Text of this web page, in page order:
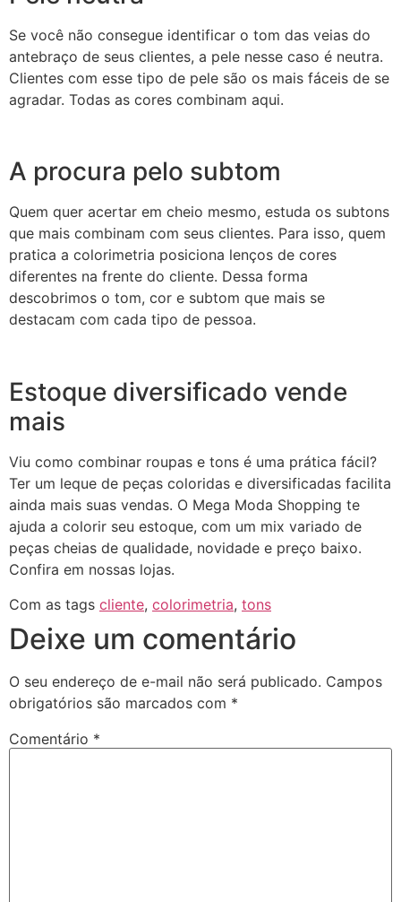
Se você não consegue identificar o tom das veias do
antebraço de seus clientes, a pele nesse caso é neutra.
Clientes com esse tipo de pele são os mais fáceis de se
agradar. Todas as cores combinam aqui.
A procura pelo subtom
Quem quer acertar em cheio mesmo, estuda os subtons
que mais combinam com seus clientes. Para isso, quem
pratica a colorimetria posiciona lenços de cores
diferentes na frente do cliente. Dessa forma
descobrimos o tom, cor e subtom que mais se
destacam com cada tipo de pessoa.
Estoque diversificado vende
mais
Viu como combinar roupas e tons é uma prática fácil?
Ter um leque de peças coloridas e diversificadas facilita
ainda mais suas vendas. O Mega Moda Shopping te
ajuda a colorir seu estoque, com um mix variado de
peças cheias de qualidade, novidade e preço baixo.
Confira em nossas lojas.
Com as tags cliente, colorimetria, tons
Deixe um comentário
O seu endereço de e-mail não será publicado. Campos
obrigatórios são marcados com *
Comentário *